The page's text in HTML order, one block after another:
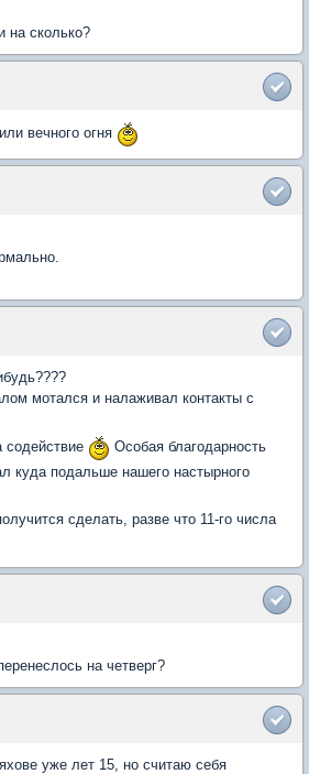
на сколько?
вечного огня
мотался и налаживал контакты с
Особая благодарность
куда подальше нашего настырного
сделать, разве что 11-го числа
на четверг?
уже лет 15, но считаю себя